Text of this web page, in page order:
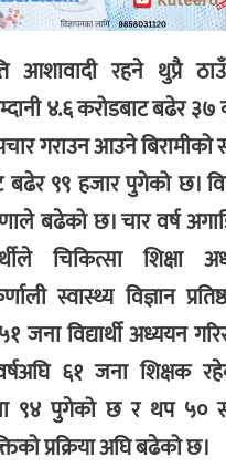
आशावादी रहने थुप्रै
४.६ करोडबाट बढेर ३७
गराउन आउने बिरामीको
९९ हजार पुगेको छ।
बढेको छ। चार वर्ष
चिकित्सा शिक्षा
स्वास्थ्य विज्ञान
जना विद्यार्थी अध्ययन
६१ जना शिक्षक
९४ पुगेको छ र थप ५०
प्रक्रिया अघि बढेको छ।